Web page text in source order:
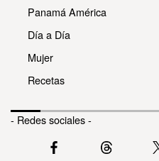
Panamá América
Día a Día
Mujer
Recetas
- Redes sociales -